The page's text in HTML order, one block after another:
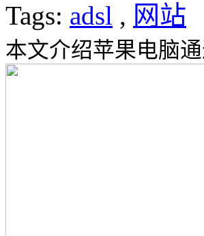
Tags: adsl , 网站
本文介绍苹果电脑